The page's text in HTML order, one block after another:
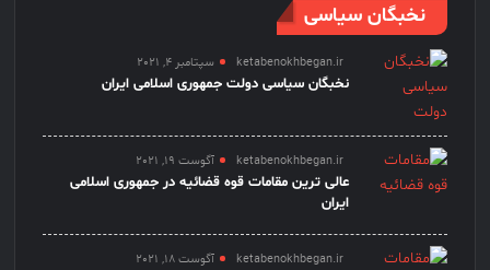
نخبگان سیاسی
ketabenokhbegan.ir سپتامبر 4, 2021
نخبگان سیاسی دولت جمهوری اسلامی ایران
ketabenokhbegan.ir آگوست 19, 2021
عالی ترین مقامات قوه قضائیه در جمهوری اسلامی
ایران
ketabenokhbegan.ir آگوست 18, 2021